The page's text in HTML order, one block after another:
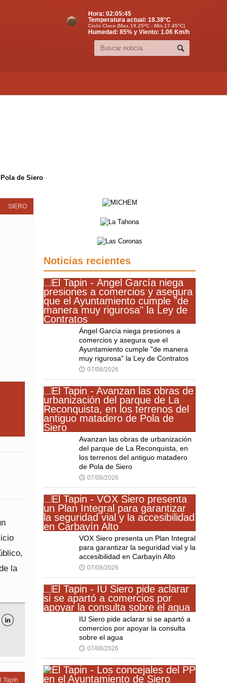
Hora: 02:05:45
Temperatura actual: 18.38°C
Cielo Claro (Max.19.25ºC - Min.17.45ºC)
Humedad: 85% y Viento: 1.06 Km/h
de Siero
SIERO
la

Tapín
Noticias recientes
Ángel García niega presiones a
comercios y asegura que el
Ayuntamiento cumple "de manera
muy rigurosa" la Ley de Contratos
🕔 07/08/2026
Avanzan las obras de urbanización
del parque de La Reconquista, en
los terrenos del antiguo matadero
de Pola de Siero
🕔 07/08/2026
VOX Siero presenta un Plan Integral
para garantizar la seguridad vial y la
accesibilidad en Carbayín Alto
🕔 07/08/2026
IU Siero pide aclarar si se apartó a
comercios por apoyar la consulta
sobre el agua
🕔 07/08/2026